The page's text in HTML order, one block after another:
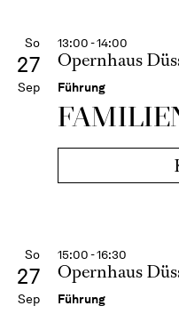
So
27
Sep
13:00 - 14:00
Opernhaus
Führung
So
27
Sep
15:00 - 16:30
Opernhaus
Führung